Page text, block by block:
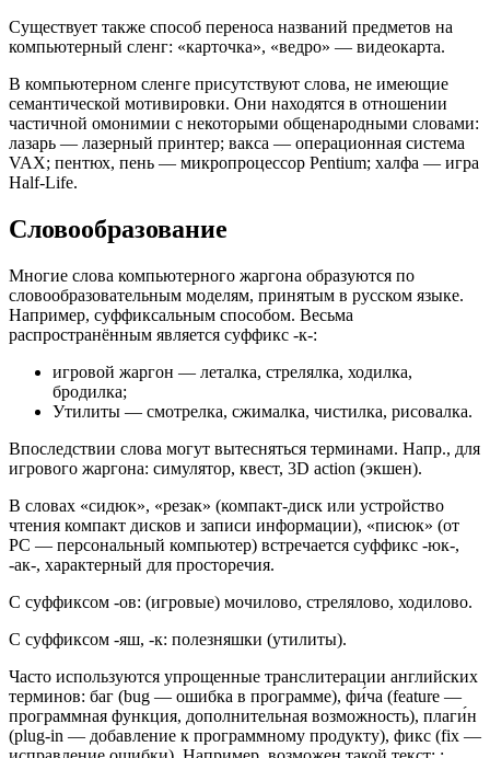
Существует также способ переноса названий предметов на
компьютерный сленг: «карточка», «ведро» — видеокарта.
В компьютерном сленге присутствуют слова, не имеющие
семантической мотивировки. Они находятся в отношении
частичной омонимии с некоторыми общенародными словами:
лазарь — лазерный принтер; вакса — операционная система
VAX; пентюх, пень — микропроцессор Pentium; халфа — игра
Half-Life.
Словообразование
Многие слова компьютерного жаргона образуются по
словообразовательным моделям, принятым в русском языке.
Например, суффиксальным способом. Весьма
распространённым является суффикс -к-:
игровой жаргон — леталка, стрелялка, ходилка,
бродилка;
Утилиты — смотрелка, сжималка, чистилка, рисовалка.
Впоследствии слова могут вытесняться терминами. Напр., для
игрового жаргона: симулятор, квест, 3D action (экшен).
В словах «сидюк», «резак» (компакт-диск или устройство
чтения компакт дисков и записи информации), «писюк» (от
PC — персональный компьютер) встречается суффикс -юк-,
-ак-, характерный для просторечия.
С суффиксом -ов: (игровые) мочилово, стрелялово, ходилово.
С суффиксом -яш, -к: полезняшки (утилиты).
Часто используются упрощенные транслитерации английских
терминов: баг (bug — ошибка в программе), фи́ча (feature —
программная функция, дополнительная возможность), плаги́н
(plug-in — добавление к программному продукту), фикс (fix —